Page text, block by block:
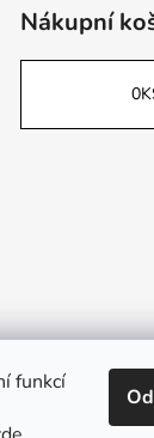
funkcí
Nákupní
0
o nás